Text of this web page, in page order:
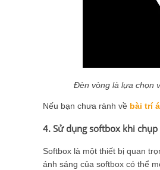
Đèn vòng là lựa chọn
Nếu bạn chưa rành về bài trí
4. Sử dụng softbox khi
Softbox là một thiết bị quan
ánh sáng của softbox có thể